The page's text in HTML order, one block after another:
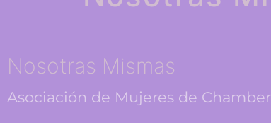
Nosotras Mismas
Asociación de Mujeres de